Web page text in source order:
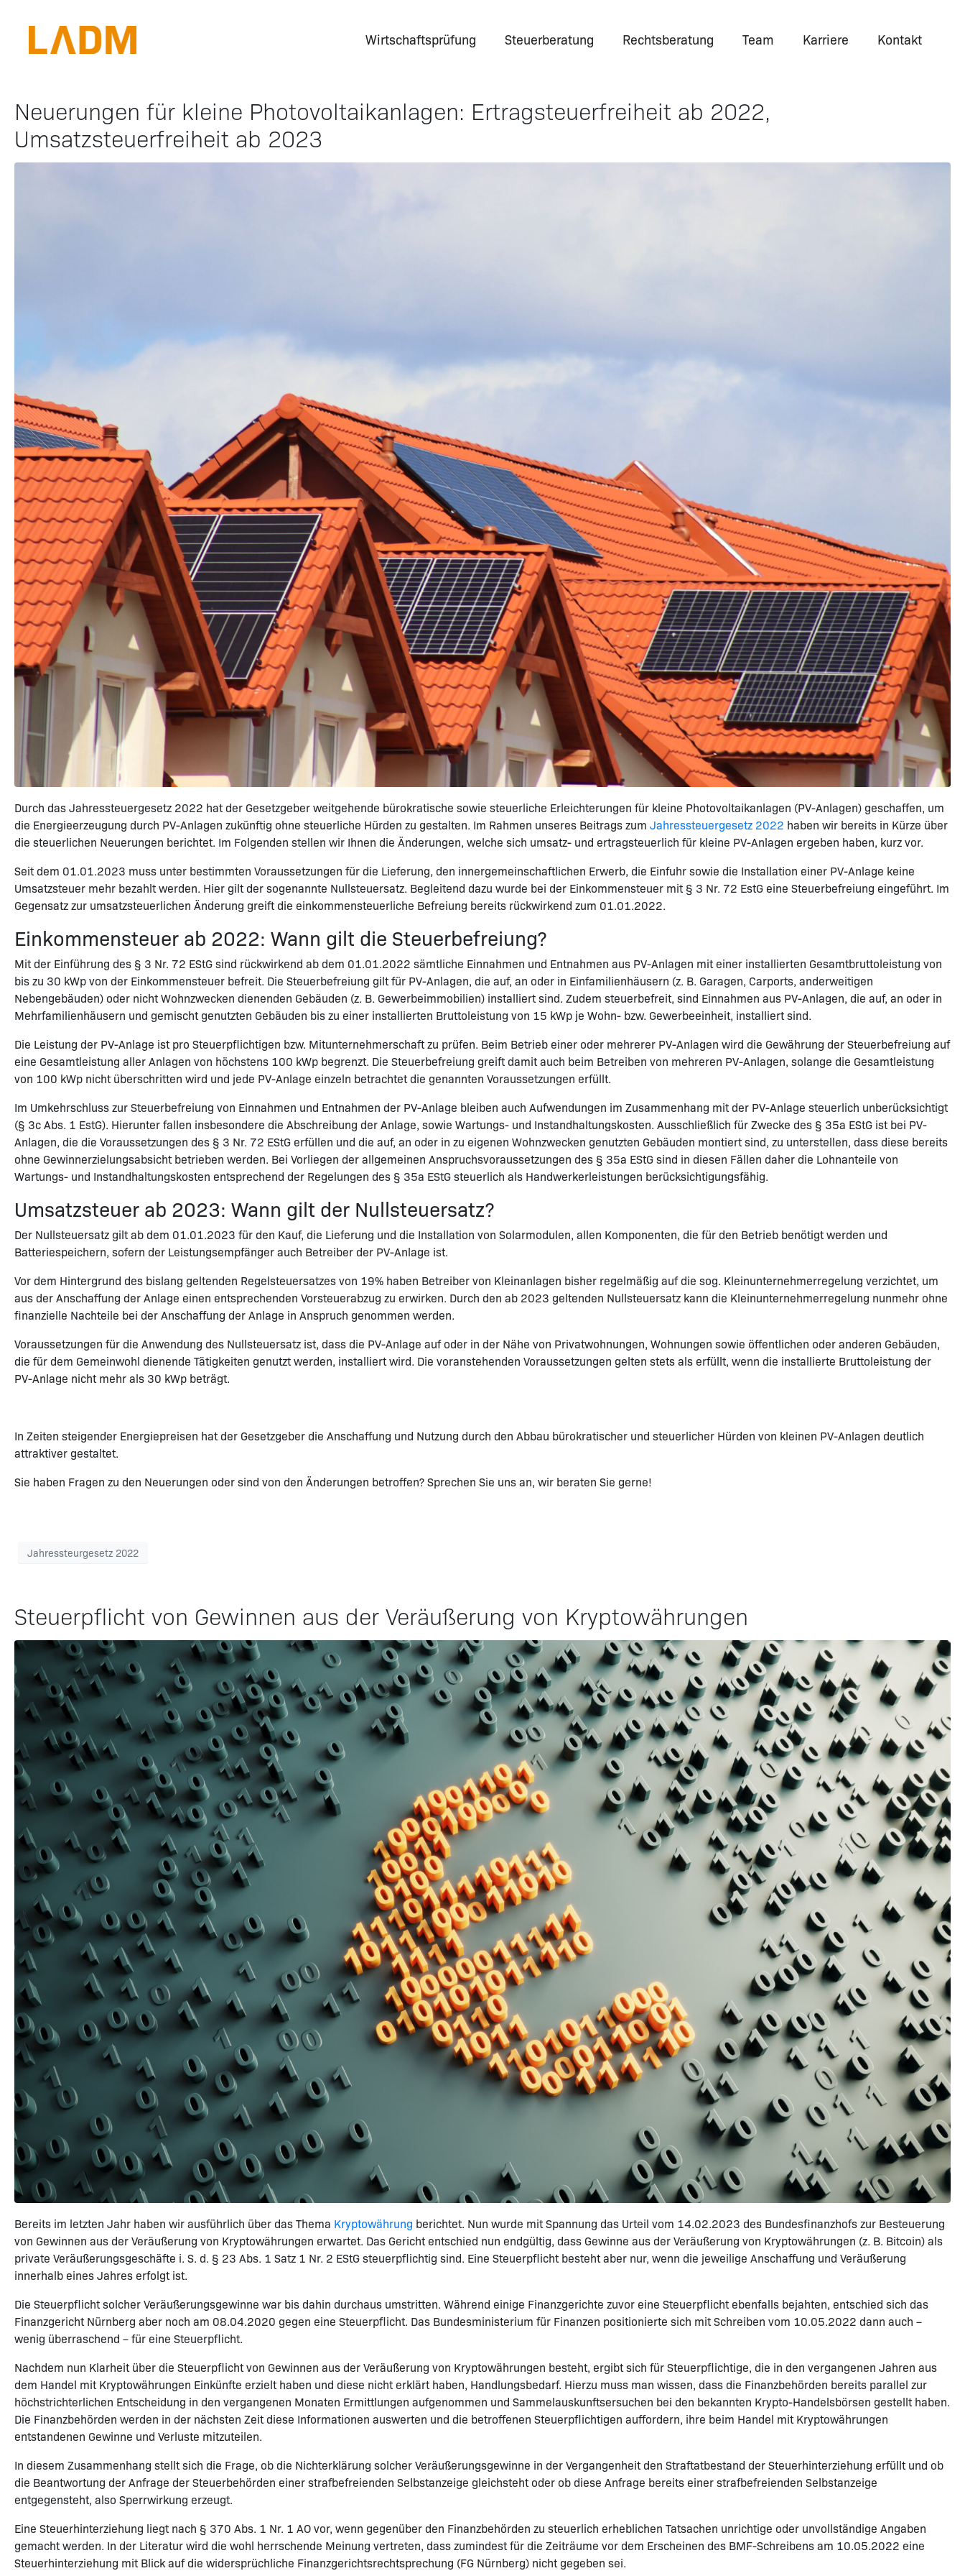
Wirtschaftsprüfung Steuerberatung Rechtsberatung Team Karriere Kontakt
Neuerungen für kleine Photovoltaikanlagen: Ertragsteuerfreiheit ab 2022,
Umsatzsteuerfreiheit ab 2023
Durch das Jahressteuergesetz 2022 hat der Gesetzgeber weitgehende bürokratische sowie steuerliche Erleichterungen für kleine Photovoltaikanlagen (PV-Anlagen) geschaffen, um
die Energieerzeugung durch PV-Anlagen zukünftig ohne steuerliche Hürden zu gestalten. Im Rahmen unseres Beitrags zum Jahressteuergesetz 2022 haben wir bereits in Kürze über
die steuerlichen Neuerungen berichtet. Im Folgenden stellen wir Ihnen die Änderungen, welche sich umsatz- und ertragsteuerlich für kleine PV-Anlagen ergeben haben, kurz vor.
Seit dem 01.01.2023 muss unter bestimmten Voraussetzungen für die Lieferung, den innergemeinschaftlichen Erwerb, die Einfuhr sowie die Installation einer PV-Anlage keine
Umsatzsteuer mehr bezahlt werden. Hier gilt der sogenannte Nullsteuersatz. Begleitend dazu wurde bei der Einkommensteuer mit § 3 Nr. 72 EstG eine Steuerbefreiung eingeführt. Im
Gegensatz zur umsatzsteuerlichen Änderung greift die einkommensteuerliche Befreiung bereits rückwirkend zum 01.01.2022.
Einkommensteuer ab 2022: Wann gilt die Steuerbefreiung?
Mit der Einführung des § 3 Nr. 72 EStG sind rückwirkend ab dem 01.01.2022 sämtliche Einnahmen und Entnahmen aus PV-Anlagen mit einer installierten Gesamtbruttoleistung von
bis zu 30 kWp von der Einkommensteuer befreit. Die Steuerbefreiung gilt für PV-Anlagen, die auf, an oder in Einfamilienhäusern (z. B. Garagen, Carports, anderweitigen
Nebengebäuden) oder nicht Wohnzwecken dienenden Gebäuden (z. B. Gewerbeimmobilien) installiert sind. Zudem steuerbefreit, sind Einnahmen aus PV-Anlagen, die auf, an oder in
Mehrfamilienhäusern und gemischt genutzten Gebäuden bis zu einer installierten Bruttoleistung von 15 kWp je Wohn- bzw. Gewerbeeinheit, installiert sind.
Die Leistung der PV-Anlage ist pro Steuerpflichtigen bzw. Mitunternehmerschaft zu prüfen. Beim Betrieb einer oder mehrerer PV-Anlagen wird die Gewährung der Steuerbefreiung auf
eine Gesamtleistung aller Anlagen von höchstens 100 kWp begrenzt. Die Steuerbefreiung greift damit auch beim Betreiben von mehreren PV-Anlagen, solange die Gesamtleistung
von 100 kWp nicht überschritten wird und jede PV-Anlage einzeln betrachtet die genannten Voraussetzungen erfüllt.
Im Umkehrschluss zur Steuerbefreiung von Einnahmen und Entnahmen der PV-Anlage bleiben auch Aufwendungen im Zusammenhang mit der PV-Anlage steuerlich unberücksichtigt
(§ 3c Abs. 1 EstG). Hierunter fallen insbesondere die Abschreibung der Anlage, sowie Wartungs- und Instandhaltungskosten. Ausschließlich für Zwecke des § 35a EStG ist bei PV-
Anlagen, die die Voraussetzungen des § 3 Nr. 72 EStG erfüllen und die auf, an oder in zu eigenen Wohnzwecken genutzten Gebäuden montiert sind, zu unterstellen, dass diese bereits
ohne Gewinnerzielungsabsicht betrieben werden. Bei Vorliegen der allgemeinen Anspruchsvoraussetzungen des § 35a EStG sind in diesen Fällen daher die Lohnanteile von
Wartungs- und Instandhaltungskosten entsprechend der Regelungen des § 35a EStG steuerlich als Handwerkerleistungen berücksichtigungsfähig.
Umsatzsteuer ab 2023: Wann gilt der Nullsteuersatz?
Der Nullsteuersatz gilt ab dem 01.01.2023 für den Kauf, die Lieferung und die Installation von Solarmodulen, allen Komponenten, die für den Betrieb benötigt werden und
Batteriespeichern, sofern der Leistungsempfänger auch Betreiber der PV-Anlage ist.
Vor dem Hintergrund des bislang geltenden Regelsteuersatzes von 19% haben Betreiber von Kleinanlagen bisher regelmäßig auf die sog. Kleinunternehmerregelung verzichtet, um
aus der Anschaffung der Anlage einen entsprechenden Vorsteuerabzug zu erwirken. Durch den ab 2023 geltenden Nullsteuersatz kann die Kleinunternehmerregelung nunmehr ohne
finanzielle Nachteile bei der Anschaffung der Anlage in Anspruch genommen werden.
Voraussetzungen für die Anwendung des Nullsteuersatz ist, dass die PV-Anlage auf oder in der Nähe von Privatwohnungen, Wohnungen sowie öffentlichen oder anderen Gebäuden,
die für dem Gemeinwohl dienende Tätigkeiten genutzt werden, installiert wird. Die voranstehenden Voraussetzungen gelten stets als erfüllt, wenn die installierte Bruttoleistung der
PV-Anlage nicht mehr als 30 kWp beträgt.
In Zeiten steigender Energiepreisen hat der Gesetzgeber die Anschaffung und Nutzung durch den Abbau bürokratischer und steuerlicher Hürden von kleinen PV-Anlagen deutlich
attraktiver gestaltet.
Sie haben Fragen zu den Neuerungen oder sind von den Änderungen betroffen? Sprechen Sie uns an, wir beraten Sie gerne!
Jahressteurgesetz 2022
Steuerpflicht von Gewinnen aus der Veräußerung von Kryptowährungen
Bereits im letzten Jahr haben wir ausführlich über das Thema Kryptowährung berichtet. Nun wurde mit Spannung das Urteil vom 14.02.2023 des Bundesfinanzhofs zur Besteuerung
von Gewinnen aus der Veräußerung von Kryptowährungen erwartet. Das Gericht entschied nun endgültig, dass Gewinne aus der Veräußerung von Kryptowährungen (z. B. Bitcoin) als
private Veräußerungsgeschäfte i. S. d. § 23 Abs. 1 Satz 1 Nr. 2 EStG steuerpflichtig sind. Eine Steuerpflicht besteht aber nur, wenn die jeweilige Anschaffung und Veräußerung
innerhalb eines Jahres erfolgt ist.
Die Steuerpflicht solcher Veräußerungsgewinne war bis dahin durchaus umstritten. Während einige Finanzgerichte zuvor eine Steuerpflicht ebenfalls bejahten, entschied sich das
Finanzgericht Nürnberg aber noch am 08.04.2020 gegen eine Steuerpflicht. Das Bundesministerium für Finanzen positionierte sich mit Schreiben vom 10.05.2022 dann auch –
wenig überraschend – für eine Steuerpflicht.
Nachdem nun Klarheit über die Steuerpflicht von Gewinnen aus der Veräußerung von Kryptowährungen besteht, ergibt sich für Steuerpflichtige, die in den vergangenen Jahren aus
dem Handel mit Kryptowährungen Einkünfte erzielt haben und diese nicht erklärt haben, Handlungsbedarf. Hierzu muss man wissen, dass die Finanzbehörden bereits parallel zur
höchstrichterlichen Entscheidung in den vergangenen Monaten Ermittlungen aufgenommen und Sammelauskunftsersuchen bei den bekannten Krypto-Handelsbörsen gestellt haben.
Die Finanzbehörden werden in der nächsten Zeit diese Informationen auswerten und die betroffenen Steuerpflichtigen auffordern, ihre beim Handel mit Kryptowährungen
entstandenen Gewinne und Verluste mitzuteilen.
In diesem Zusammenhang stellt sich die Frage, ob die Nichterklärung solcher Veräußerungsgewinne in der Vergangenheit den Straftatbestand der Steuerhinterziehung erfüllt und ob
die Beantwortung der Anfrage der Steuerbehörden einer strafbefreienden Selbstanzeige gleichsteht oder ob diese Anfrage bereits einer strafbefreienden Selbstanzeige
entgegensteht, also Sperrwirkung erzeugt.
Eine Steuerhinterziehung liegt nach § 370 Abs. 1 Nr. 1 AO vor, wenn gegenüber den Finanzbehörden zu steuerlich erheblichen Tatsachen unrichtige oder unvollständige Angaben
gemacht werden. In der Literatur wird die wohl herrschende Meinung vertreten, dass zumindest für die Zeiträume vor dem Erscheinen des BMF-Schreibens am 10.05.2022 eine
Steuerhinterziehung mit Blick auf die widersprüchliche Finanzgerichtsrechtsprechung (FG Nürnberg) nicht gegeben sei.